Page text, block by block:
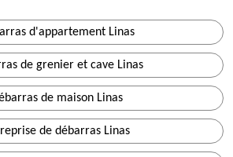
d'appartement Linas
de grenier et cave Linas
de maison Linas
de débarras Linas